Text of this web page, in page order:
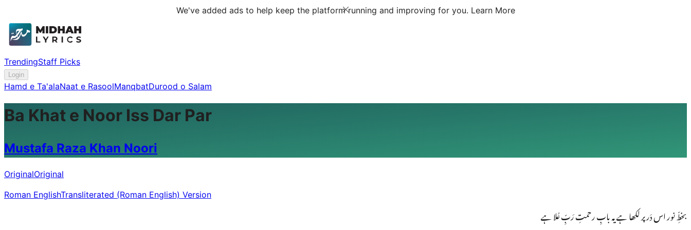
We've added ads to help keep the platform running and improving for you. Learn More
TrendingStaff Picks
Login
Hamd e Ta'alaNaat e RasoolManqbatDurood o Salam
Ba Khat e Noor Iss Dar Par
Mustafa Raza Khan Noori
OriginalOriginal
Roman EnglishTransliterated (Roman English) Version
بخطِّ نور اس دَر پر لکھا ہے یہ بابِ رحمتِ رَبِّ عُلا ہے